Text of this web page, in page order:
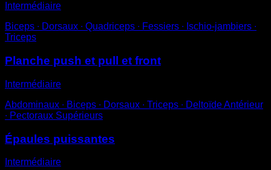
Intermédiaire
Biceps ∙ Dorsaux ∙ Quadriceps ∙ Fessiers ∙ Ischio-jambiers ∙
Triceps
Planche push et pull et front
Intermédiaire
Abdominaux ∙ Biceps ∙ Dorsaux ∙ Triceps ∙ Deltoïde Antérieur
∙ Pectoraux Supérieurs
Épaules puissantes
Intermédiaire